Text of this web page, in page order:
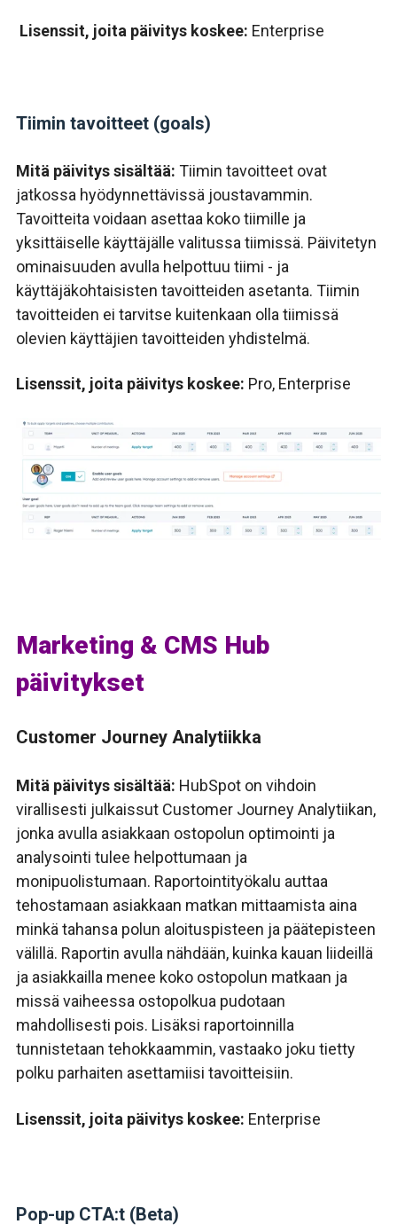
Lisenssit, joita päivitys koskee: Enterprise
Tiimin tavoitteet (goals)
Mitä päivitys sisältää: Tiimin tavoitteet ovat
jatkossa hyödynnettävissä joustavammin.
Tavoitteita voidaan asettaa koko tiimille ja
yksittäiselle käyttäjälle valitussa tiimissä. Päivitetyn
ominaisuuden avulla helpottuu tiimi - ja
käyttäjäkohtaisisten tavoitteiden asetanta. Tiimin
tavoitteiden ei tarvitse kuitenkaan olla tiimissä
olevien käyttäjien tavoitteiden yhdistelmä.
Lisenssit, joita päivitys koskee: Pro, Enterprise
Marketing & CMS Hub
päivitykset
Customer Journey Analytiikka
Mitä päivitys sisältää: HubSpot on vihdoin
virallisesti julkaissut Customer Journey Analytiikan,
jonka avulla asiakkaan ostopolun optimointi ja
analysointi tulee helpottumaan ja
monipuolistumaan. Raportointityökalu auttaa
tehostamaan asiakkaan matkan mittaamista aina
minkä tahansa polun aloituspisteen ja päätepisteen
välillä. Raportin avulla nähdään, kuinka kauan liideillä
ja asiakkailla menee koko ostopolun matkaan ja
missä vaiheessa ostopolkua pudotaan
mahdollisesti pois. Lisäksi raportoinnilla
tunnistetaan tehokkaammin, vastaako joku tietty
polku parhaiten asettamiisi tavoitteisiin.
Lisenssit, joita päivitys koskee: Enterprise
Pop-up CTA:t (Beta)